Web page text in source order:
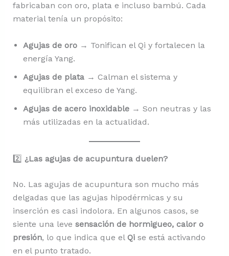
fabricaban con oro, plata e incluso bambú. Cada
material tenía un propósito:
Agujas de oro→ Tonifican el Qi y fortalecen la
energía Yang.
Agujas de plata→ Calman el sistema y
equilibran el exceso de Yang.
Agujas de acero inoxidable→ Son neutras y las
más utilizadas en la actualidad.
2️⃣ ¿Las agujas de acupuntura duelen?
No. Las agujas de acupuntura son mucho más
delgadas que las agujas hipodérmicas y su
inserción es casi indolora. En algunos casos, se
siente una leve sensación de hormigueo, calor o
presión, lo que indica que el Qise está activando
en el punto tratado.